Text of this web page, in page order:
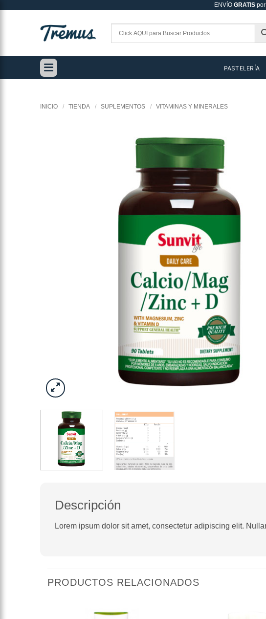
ENVÍO GRATISpor
PASTELERÍA
INICIO / TIENDA / SUPLEMENTOS / VITAMINAS Y MINERALES
Descripción
Lorem ipsum dolor sit amet, consectetur adipiscing elit.
PRODUCTOS RELACIONADOS